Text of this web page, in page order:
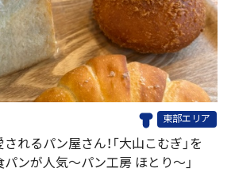
東部エリア
されるパン屋さん！「大山こむぎ」を
ンが人気〜パン工房 ほとり〜」